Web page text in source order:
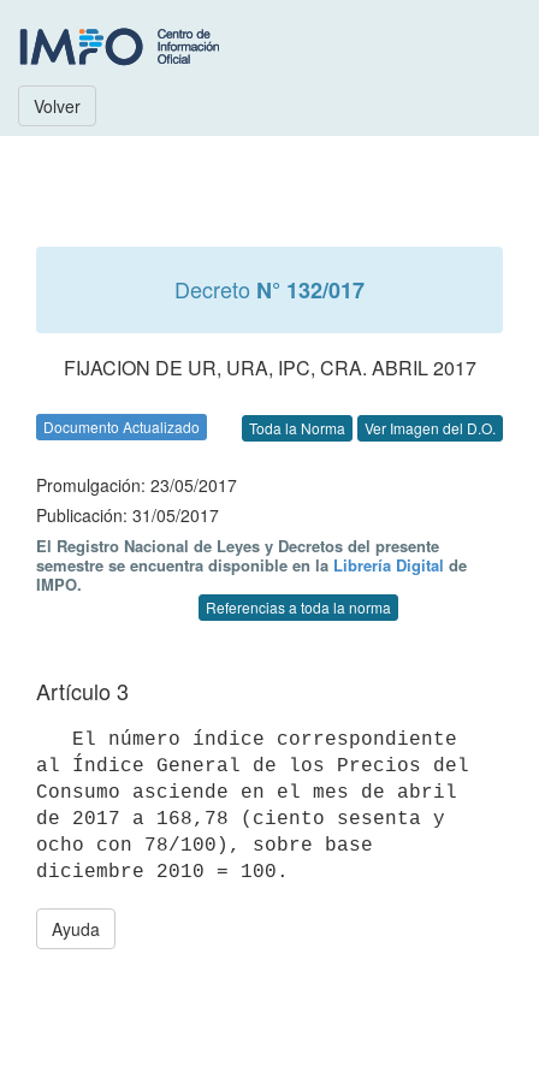
Volver
Decreto N° 132/017
FIJACION DE UR, URA, IPC, CRA. ABRIL 2017
Documento Actualizado Toda la Norma Ver Imagen del D.O.
Promulgación: 23/05/2017
Publicación: 31/05/2017
El Registro Nacional de Leyes y Decretos del presente
semestre se encuentra disponible en la Librería Digital de
IMPO.
Referencias a toda la norma
Artículo 3
al Índice General de los Precios del
Consumo asciende en el mes de abril
de 2017 a 168,78 (ciento sesenta y
ocho con 78/100), sobre base
Ayuda